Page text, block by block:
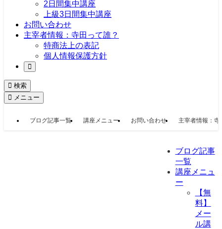
2日間集中講座
上級3日間集中講座
お問い合わせ
主宰者情報：寺田って誰？
特商法上の表記
個人情報保護方針
検索
メニュー
ブログ記事一覧 講座メニュー お問い合わせ 主宰者情報：寺
ブログ記事
一覧
講座メニュ
ー
【無
料】
メー
ル講